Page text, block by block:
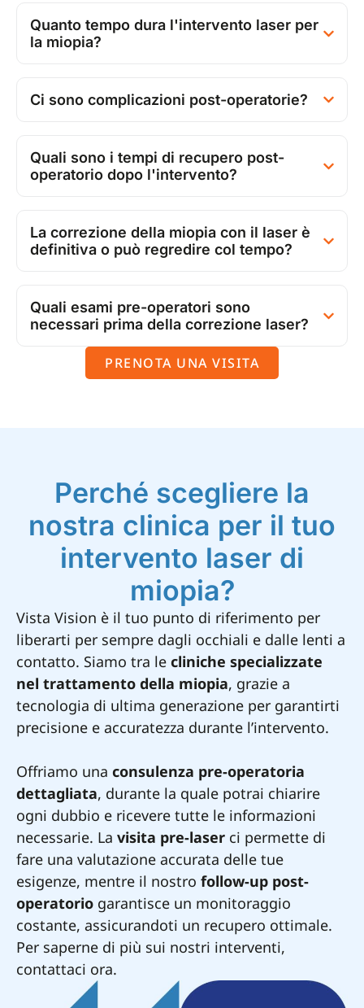
Quanto tempo dura l'intervento laser per
la miopia?
Ci sono complicazioni post-operatorie?
Quali sono i tempi di recupero post-
operatorio dopo l'intervento?
La correzione della miopia con il laser è
definitiva o può regredire col tempo?
Quali esami pre-operatori sono
necessari prima della correzione laser?
PRENOTA UNA VISITA
Perché scegliere la
nostra clinica per il tuo
intervento laser di
miopia?
Vista Vision è il tuo punto di riferimento per
liberarti per sempre dagli occhiali e dalle lenti a
contatto. Siamo tra le cliniche specializzate
nel trattamento della miopia, grazie a
tecnologia di ultima generazione per garantirti
precisione e accuratezza durante l’intervento.
Offriamo una consulenza pre-operatoria
dettagliata, durante la quale potrai chiarire
ogni dubbio e ricevere tutte le informazioni
necessarie. La visita pre-laser ci permette di
fare una valutazione accurata delle tue
esigenze, mentre il nostro follow-up post-
operatorio garantisce un monitoraggio
costante, assicurandoti un recupero ottimale.
Per saperne di più sui nostri interventi,
contattaci ora.